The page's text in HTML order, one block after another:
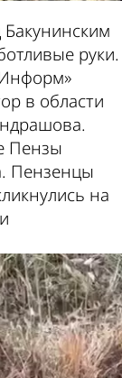
руки.
в области
Пензы
Пензенцы
на